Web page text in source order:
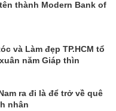
thành Modern Bank of
và Làm đẹp TP.HCM tổ
năm Giáp thìn
ra đi là để trở về quê
nhân